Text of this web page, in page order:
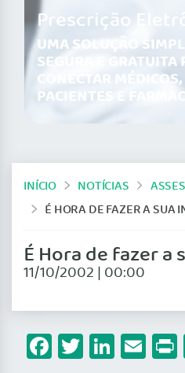
Prescrição
UMA SOLUÇÃO
SEGURA E GRATUITA
CONECTAR MÉDICOS,
PACIENTES E
INÍCIO NOTÍCIAS
É HORA DE FAZER A SUA
É Hora de fazer a
11/10/2002 | 00:00
Facebook
Twitter